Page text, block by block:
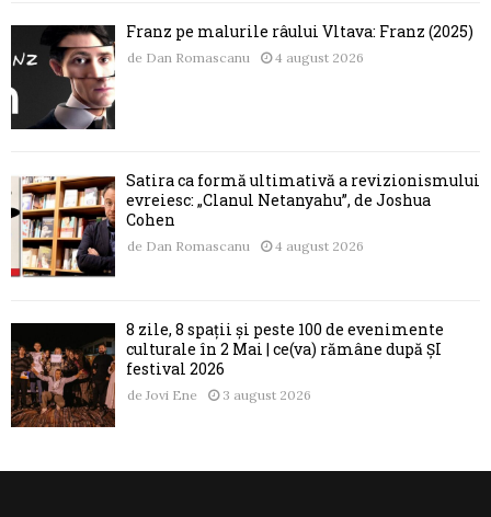
Franz pe malurile râului Vltava: Franz (2025)
de Dan Romascanu 4 august 2026
Satira ca formă ultimativă a revizionismului
evreiesc: „Clanul Netanyahu”, de Joshua
Cohen
de Dan Romascanu 4 august 2026
8 zile, 8 spații și peste 100 de evenimente
culturale în 2 Mai | ce(va) rămâne după ȘI
festival 2026
de Jovi Ene 3 august 2026